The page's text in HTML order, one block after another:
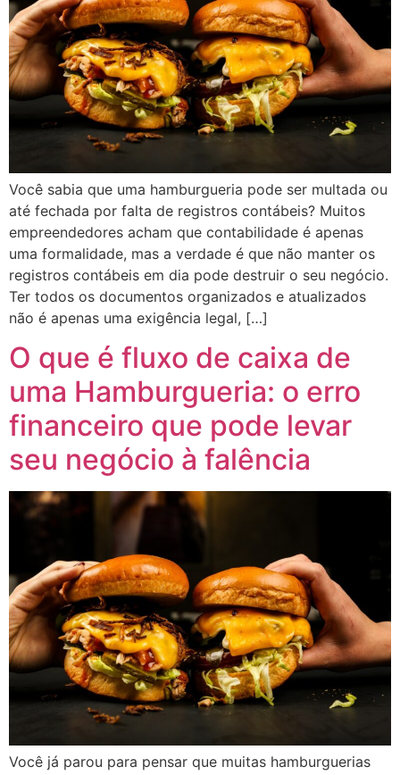
Você sabia que uma hamburgueria pode ser multada ou
até fechada por falta de registros contábeis? Muitos
empreendedores acham que contabilidade é apenas
uma formalidade, mas a verdade é que não manter os
registros contábeis em dia pode destruir o seu negócio.
Ter todos os documentos organizados e atualizados
não é apenas uma exigência legal, […]
O que é fluxo de caixa de
uma Hamburgueria: o erro
financeiro que pode levar
seu negócio à falência
Você já parou para pensar que muitas hamburguerias